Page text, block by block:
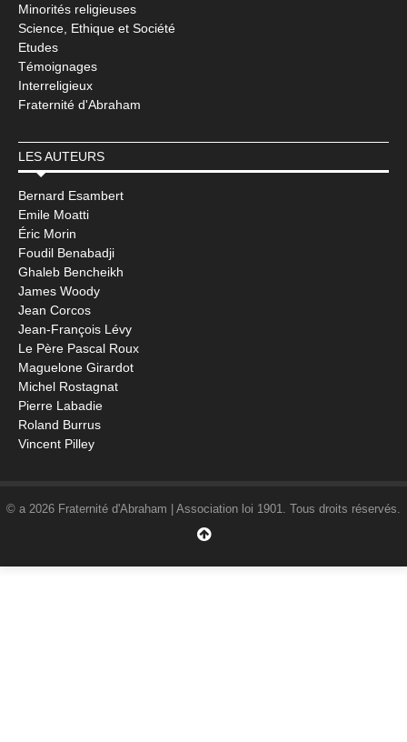
Minorités religieuses
Science, Ethique et Société
Etudes
Témoignages
Interreligieux
Fraternité d'Abraham
LES AUTEURS
Bernard Esambert
Emile Moatti
Éric Morin
Foudil Benabadji
Ghaleb Bencheikh
James Woody
Jean Corcos
Jean-François Lévy
Le Père Pascal Roux
Maguelone Girardot
Michel Rostagnat
Pierre Labadie
Roland Burrus
Vincent Pilley
© a 2026 Fraternité d'Abraham | Association loi 1901. Tous droits réservés.